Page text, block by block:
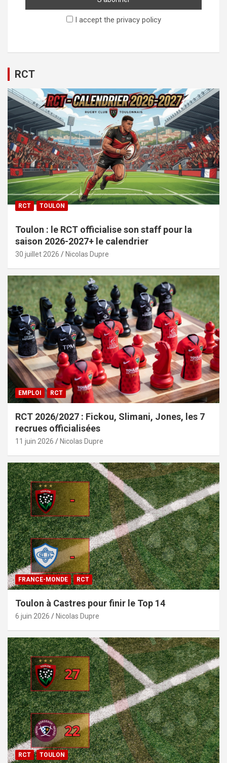
I accept the privacy policy
RCT
RCT TOULON
Toulon : le RCT officialise son staff pour la
saison 2026-2027+ le calendrier
30 juillet 2026 Nicolas Dupre
EMPLOI RCT
RCT 2026/2027 : Fickou, Slimani, Jones, les 7
recrues officialisées
11 juin 2026 Nicolas Dupre
FRANCE-MONDE RCT
Toulon à Castres pour finir le Top 14
6 juin 2026 Nicolas Dupre
RCT TOULON